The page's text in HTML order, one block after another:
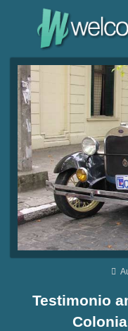
Testimonio